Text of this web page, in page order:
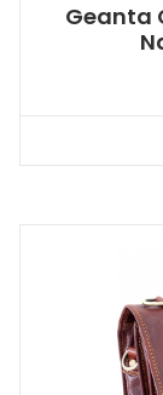
Geanta